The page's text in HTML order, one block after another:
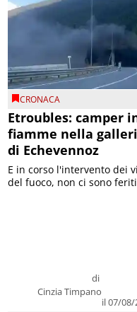
CRONACA
Etroubles: camper
fiamme nella
di Echevennoz
di
Cinzia Timpano
il 07/08/
E in corso l'intervento dei
del fuoco, non ci sono feriti